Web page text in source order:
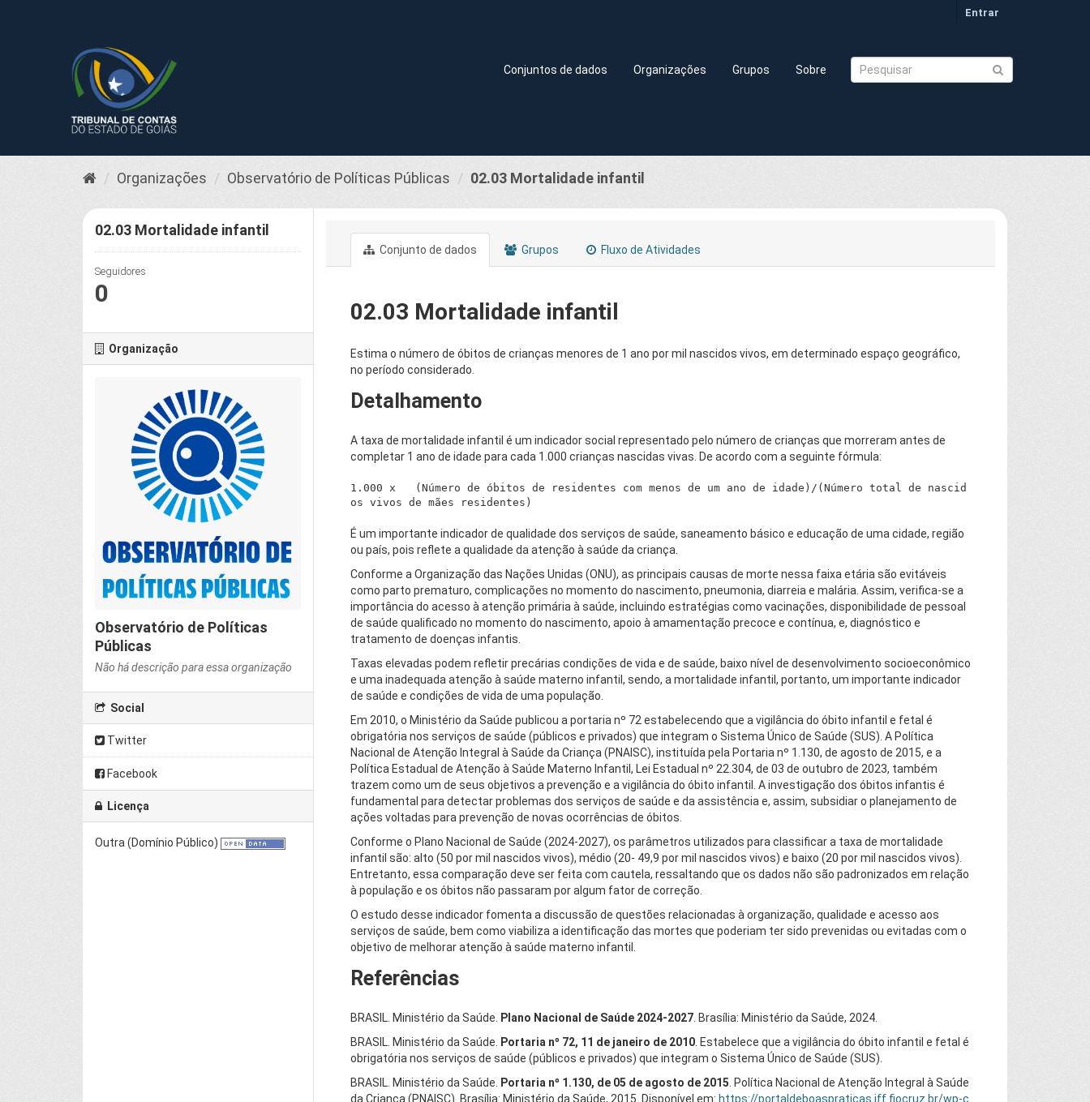
Entrar
Conjuntos de dados Organizações Grupos Sobre
Organizações Observatório de Políticas Públicas 02.03 Mortalidade infantil
02.03 Mortalidade infantil
Seguidores
0
Organização
Observatório de Políticas
Públicas
Não há descrição para essa organização
Social
Twitter
Facebook
Licença
Outra (Domínio Público)
Conjunto de dados Grupos Fluxo de Atividades
02.03 Mortalidade infantil
Estima o número de óbitos de crianças menores de 1 ano por mil nascidos vivos, em determinado espaço geográfico,
no período considerado.
Detalhamento
A taxa de mortalidade infantil é um indicador social representado pelo número de crianças que morreram antes de
completar 1 ano de idade para cada 1.000 crianças nascidas vivas. De acordo com a seguinte fórmula:
1.000 x   (Número de óbitos de residentes com menos de um ano de idade)/(Número total de nascid
É um importante indicador de qualidade dos serviços de saúde, saneamento básico e educação de uma cidade, região
ou país, pois reflete a qualidade da atenção à saúde da criança.
Conforme a Organização das Nações Unidas (ONU), as principais causas de morte nessa faixa etária são evitáveis
como parto prematuro, complicações no momento do nascimento, pneumonia, diarreia e malária. Assim, verifica-se a
importância do acesso à atenção primária à saúde, incluindo estratégias como vacinações, disponibilidade de pessoal
de saúde qualificado no momento do nascimento, apoio à amamentação precoce e contínua, e, diagnóstico e
tratamento de doenças infantis.
Taxas elevadas podem refletir precárias condições de vida e de saúde, baixo nível de desenvolvimento socioeconômico
e uma inadequada atenção à saúde materno infantil, sendo, a mortalidade infantil, portanto, um importante indicador
de saúde e condições de vida de uma população.
Em 2010, o Ministério da Saúde publicou a portaria nº 72 estabelecendo que a vigilância do óbito infantil e fetal é
obrigatória nos serviços de saúde (públicos e privados) que integram o Sistema Único de Saúde (SUS). A Política
Nacional de Atenção Integral à Saúde da Criança (PNAISC), instituída pela Portaria nº 1.130, de agosto de 2015, e a
Política Estadual de Atenção à Saúde Materno Infantil, Lei Estadual nº 22.304, de 03 de outubro de 2023, também
trazem como um de seus objetivos a prevenção e a vigilância do óbito infantil. A investigação dos óbitos infantis é
fundamental para detectar problemas dos serviços de saúde e da assistência e, assim, subsidiar o planejamento de
ações voltadas para prevenção de novas ocorrências de óbitos.
Conforme o Plano Nacional de Saúde (2024-2027), os parâmetros utilizados para classificar a taxa de mortalidade
infantil são: alto (50 por mil nascidos vivos), médio (20- 49,9 por mil nascidos vivos) e baixo (20 por mil nascidos vivos).
Entretanto, essa comparação deve ser feita com cautela, ressaltando que os dados não são padronizados em relação
à população e os óbitos não passaram por algum fator de correção.
O estudo desse indicador fomenta a discussão de questões relacionadas à organização, qualidade e acesso aos
serviços de saúde, bem como viabiliza a identificação das mortes que poderiam ter sido prevenidas ou evitadas com o
objetivo de melhorar atenção à saúde materno infantil.
Referências
BRASIL. Ministério da Saúde. Plano Nacional de Saúde 2024-2027 . Brasília: Ministério da Saúde, 2024.
BRASIL. Ministério da Saúde.
Portaria nº 72, 11 de janeiro de 2010 . Estabelece que a vigilância do óbito infantil e fetal é
obrigatória nos serviços de saúde (públicos e privados) que integram o Sistema Único de Saúde (SUS).
BRASIL. Ministério da Saúde.
Portaria nº 1.130, de 05 de agosto de 2015 . Política Nacional de Atenção Integral à Saúde
da Criança (PNAISC). Brasília: Ministério da Saúde, 2015. Disponível em: https://portaldeboaspraticas.iff.fiocruz.br/wp-c